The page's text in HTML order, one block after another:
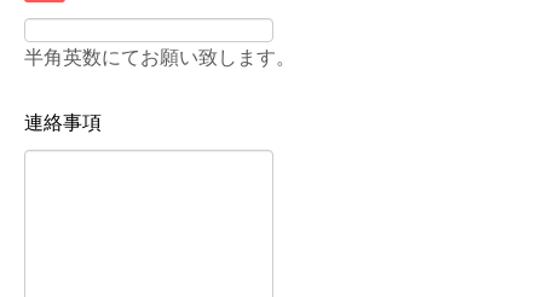
半角英数にてお願い致します。
連絡事項